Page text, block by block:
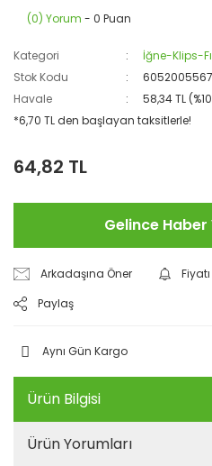
(0) Yorum - 0 Puan
Kategori
İğne-Klips-
Stok Kodu
Havale
58,34 TL
*6,70 TL den başlayan taksitlerle!
64,82 TL
Gelince Haber
Arkadaşına Öner
Paylaş
Aynı Gün Kargo
Ürün Bilgisi
Ürün Yorumları